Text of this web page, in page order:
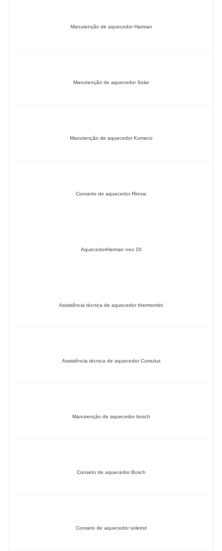
Manutenção de aquecedor Harman
Manutenção de aquecedor Solar
Manutenção de aquecedor Komeco
Conserto de aquecedor Rinnai
AquecedorHarman neo 20
Assistência técnica de aquecedor thermontini
Assistência técnica de aquecedor Cumulus
Manutenção de aquecedor bosch
Conseto de aquecedor Bosch
Conseto de aquecedor soletrol